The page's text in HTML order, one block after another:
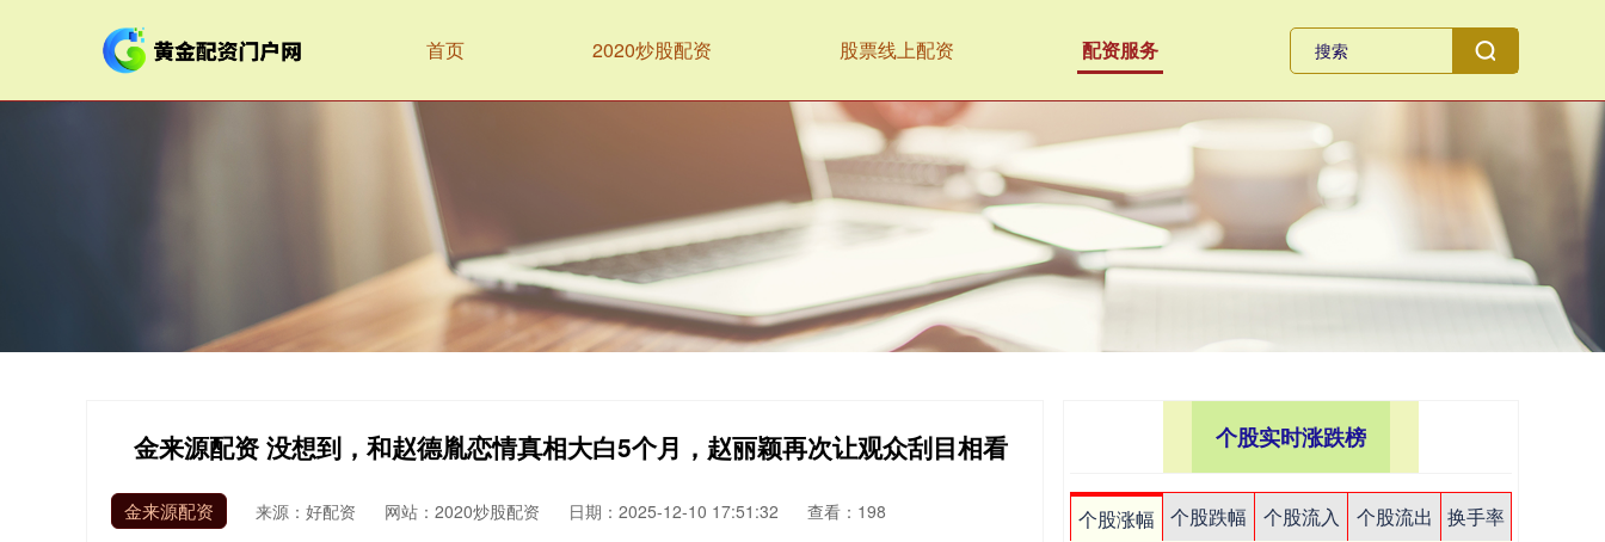
首页 2020炒股配资 股票线上配资 配资服务
金来源配资 没想到，和赵德胤恋情真相大白5个月，赵丽颖再次让观众刮目相看
金来源配资 来源：好配资 网站：2020炒股配资 日期：2025-12-10 17:51:32 查看：198
个股实时涨跌榜
个股涨幅 个股跌幅 个股流入 个股流出
换手率